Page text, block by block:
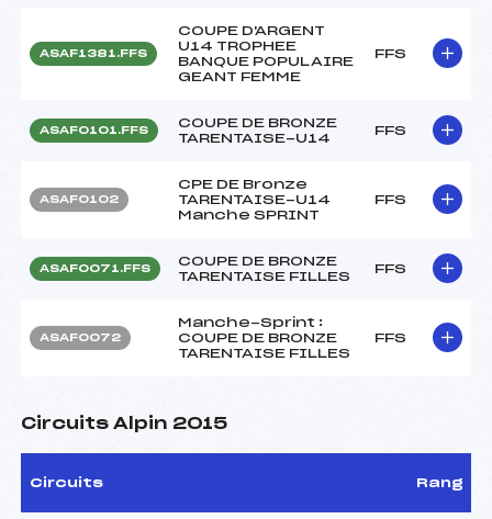
ASAF1381.FFS
COUPE D'ARGENT
U14 TROPHEE
BANQUE POPULAIRE
GEANT FEMME
FFS
ASAF0101.FFS
COUPE DE BRONZE
TARENTAISE-U14
FFS
ASAF0102
CPE DE Bronze
TARENTAISE-U14
Manche SPRINT
FFS
ASAF0071.FFS
COUPE DE BRONZE
TARENTAISE FILLES
FFS
ASAF0072
Manche-Sprint :
COUPE DE BRONZE
TARENTAISE FILLES
FFS
Circuits Alpin 2015
Circuits Rang